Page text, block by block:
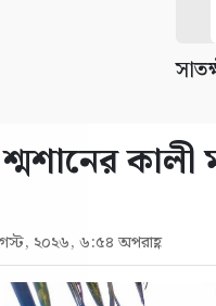
কালী
২০২৬, ৬:৫৪ অপরাহ্ণ